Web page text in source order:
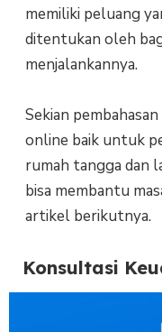
memiliki peluang
ditentukan oleh
menjalankannya.
Sekian
online baik untuk
rumah tangga dan
bisa membantu
artikel berikutnya.
Konsultasi